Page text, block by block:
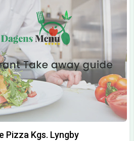
Pizza Kgs. Lyngby